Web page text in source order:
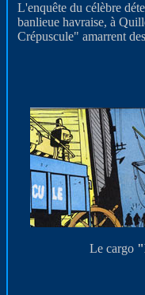
L'enquête du célèbre
banlieue havraise, à
Crépuscule" amarrent
Le cargo